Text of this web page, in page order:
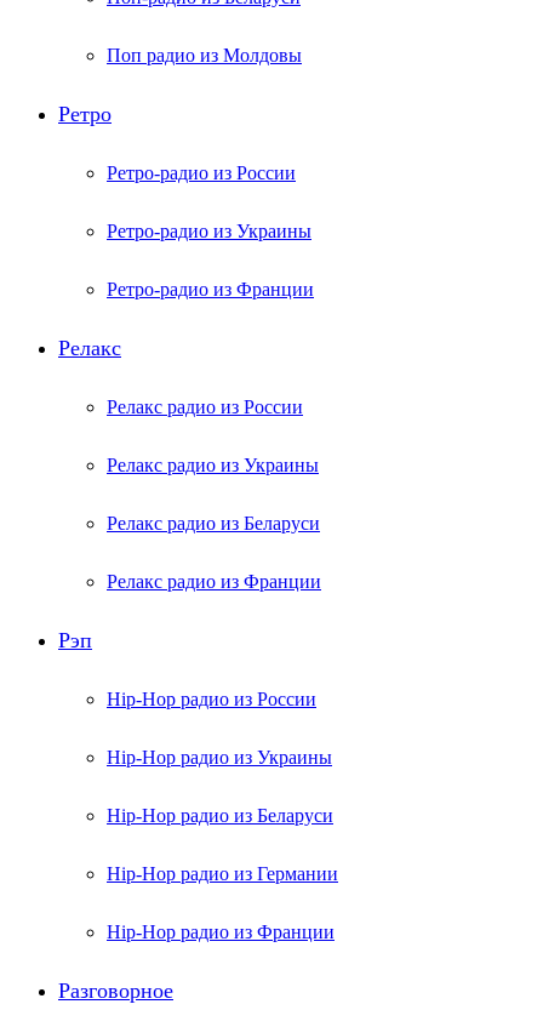
Поп радио из Молдовы
Ретро
Ретро-радио из России
Ретро-радио из Украины
Ретро-радио из Франции
Релакс
Релакс радио из России
Релакс радио из Украины
Релакс радио из Беларуси
Релакс радио из Франции
Рэп
Hip-Hop радио из России
Hip-Hop радио из Украины
Hip-Hop радио из Беларуси
Hip-Hop радио из Германии
Hip-Hop радио из Франции
Разговорное